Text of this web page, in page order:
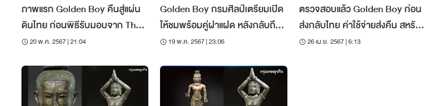
ภาพแรก Golden Boy คืนสู่แผ่น
ดินไทย ก่อนพิธีรับมอบจาก The
MET บ่ายวันนี้ 21 พ.ค.
20 พ.ค. 2567 | 21:04
Golden Boy กรมศิลป์เตรียมเปิด
ให้ชมพร้อมคู่ฝาแฝด หลังกลับถึง
มาตุภูมิ 20 พ.ค.
19 พ.ค. 2567 | 23:06
ตรวจสอบแล้ว Golden Boy ก่อน
ส่งกลับไทย ค่าใช้จ่ายส่งคืน สหรัฐฯ
ยินดีรับผิดชอบ
26 เม.ย. 2567 | 6:13